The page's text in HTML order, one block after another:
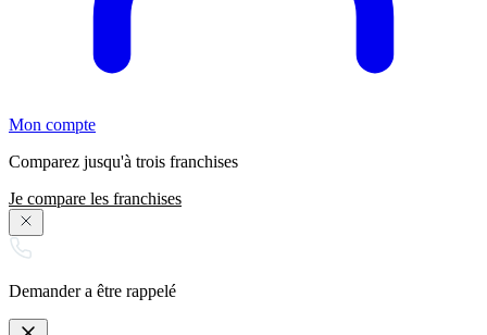
Mon compte
Comparez jusqu'à trois franchises
Je compare les franchises
Demander a être rappelé